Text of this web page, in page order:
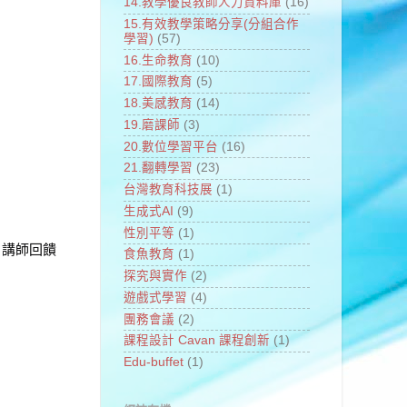
師回饋
15.有效教學策略分享(分組合作
學習) (57)
16.生命教育 (10)
17.國際教育 (5)
18.美感教育 (14)
19.磨課師 (3)
20.數位學習平台 (16)
21.翻轉學習 (23)
台灣教育科技展 (1)
生成式AI (9)
性別平等 (1)
食魚教育 (1)
探究與實作 (2)
遊戲式學習 (4)
團務會議 (2)
課程設計 Cavan 課程創新 (1)
Edu-buffet (1)